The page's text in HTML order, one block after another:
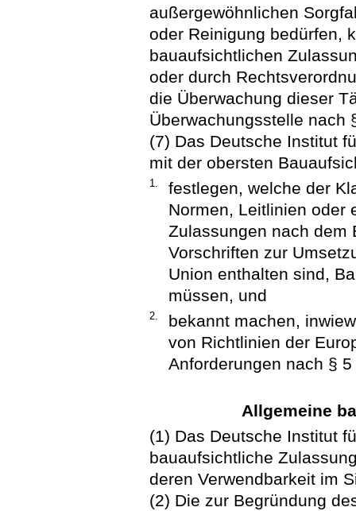
außergewöhnlichen
oder Reinigung bedürfen,
bauaufsichtlichen
oder durch
die Überwachung dieser
Überwachungsstelle nach
(7) Das Deutsche Institut
mit der obersten
1.
festlegen, welche der
Normen, Leitlinien oder
Zulassungen nach dem
Vorschriften zur
Union enthalten sind,
müssen, und
2.
bekannt machen,
von Richtlinien der
Anforderungen nach §
Allgemeine
(1) Das Deutsche Institut
bauaufsichtliche
deren Verwendbarkeit im
(2) Die zur Begründung